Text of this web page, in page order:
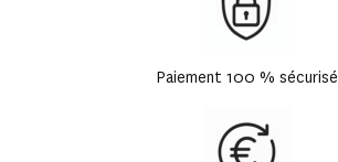
Paiement 100 % sécurisé